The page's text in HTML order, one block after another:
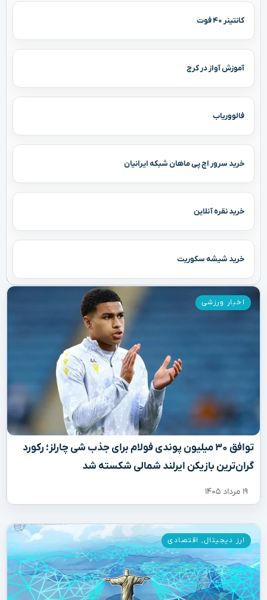
کانتینر ۴۰ فوت
آموزش آواز در کرج
فالووریاب
خرید سرور اچ پی ماهان شبکه ایرانیان
خرید نقره آنلاین
خرید شیشه سکوریت
توافق ۳۰ میلیون پوندی فولام برای جذب شی چارلز؛ رکورد
گران‌ترین بازیکن ایرلند شمالی شکسته شد
۱۹ مرداد ۱۴۰۵
اخبار ورزشی
ارز دیجیتال, اقتصادی